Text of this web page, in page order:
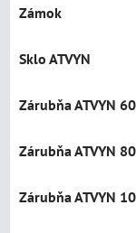
Zámok
Sklo ATVYN
Zárubňa ATVYN 60
Zárubňa ATVYN 80
Zárubňa ATVYN